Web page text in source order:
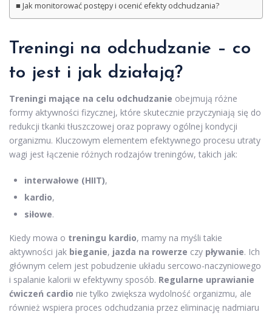
Jak monitorować postępy i ocenić efekty odchudzania?
Treningi na odchudzanie – co
to jest i jak działają?
Treningi mające na celu odchudzanie obejmują różne
formy aktywności fizycznej, które skutecznie przyczyniają się do
redukcji tkanki tłuszczowej oraz poprawy ogólnej kondycji
organizmu. Kluczowym elementem efektywnego procesu utraty
wagi jest łączenie różnych rodzajów treningów, takich jak:
interwałowe (HIIT),
kardio,
siłowe.
Kiedy mowa o treningu kardio, mamy na myśli takie
aktywności jak bieganie, jazda na rowerze czy pływanie. Ich
głównym celem jest pobudzenie układu sercowo-naczyniowego
i spalanie kalorii w efektywny sposób. Regularne uprawianie
ćwiczeń cardio nie tylko zwiększa wydolność organizmu, ale
również wspiera proces odchudzania przez eliminację nadmiaru